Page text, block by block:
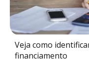
Veja como
financiamento